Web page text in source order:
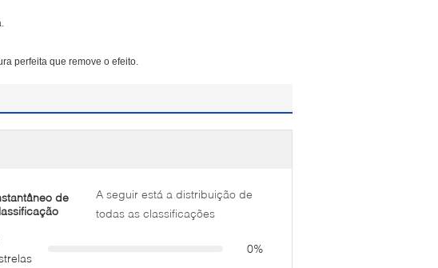
perfeita que remove o efeito.
de
A seguir está a distribuição de
todas as classificações
0%